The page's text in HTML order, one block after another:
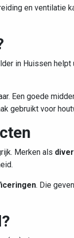
en ventilatie
in Huissen helpt
Een goede
gebruikt voor
Merken als
. Die